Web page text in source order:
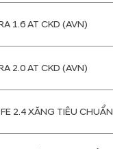
1.6 AT CKD (AVN)
2.0 AT CKD (AVN)
2.4 XĂNG TIÊU CHUẨN